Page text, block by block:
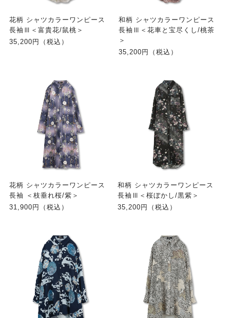
花柄 シャツカラーワンピース
長袖Ⅲ＜富貴花/鼠桃＞
35,200円（税込）
和柄 シャツカラーワンピース
長袖Ⅲ＜花車と宝尽くし/桃茶
＞
35,200円（税込）
花柄 シャツカラーワンピース
長袖 ＜枝垂れ桜/紫＞
31,900円（税込）
和柄 シャツカラーワンピース
長袖Ⅲ＜桜ぼかし/黒紫＞
35,200円（税込）